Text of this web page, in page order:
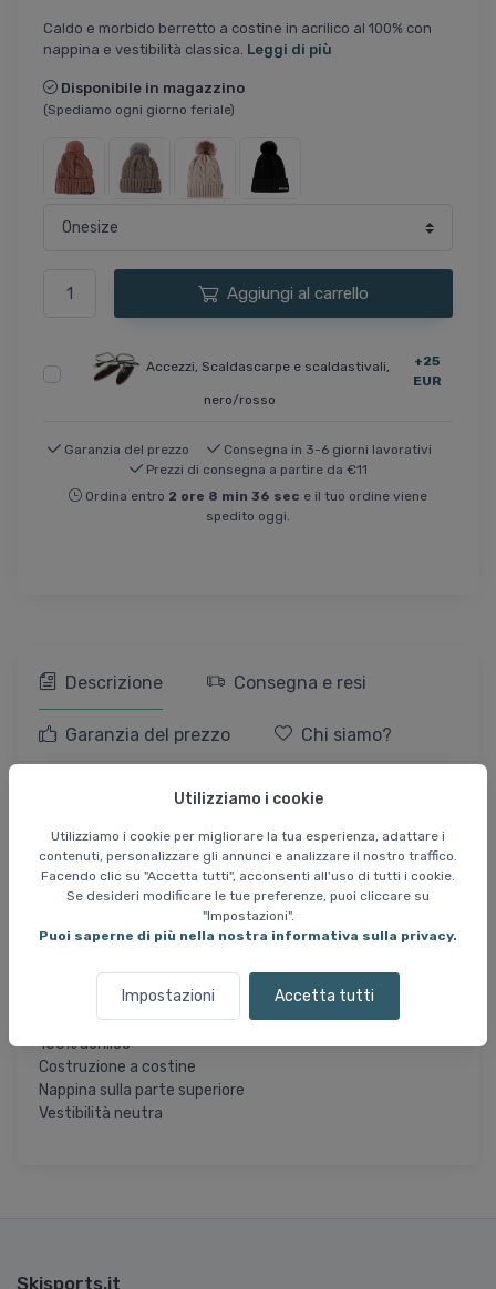
Utilizziamo i cookie
Utilizziamo i cookie per migliorare la tua esperienza, adattare i
contenuti, personalizzare gli annunci e analizzare il nostro traffico.
Facendo clic su "Accetta tutti", acconsenti all'uso di tutti i cookie.
Se desideri modificare le tue preferenze, puoi cliccare su
"Impostazioni".
Puoi saperne di più nella nostra informativa sulla privacy.
Impostazioni Accetta tutti
Caldo e morbido berretto a costine in acrilico al 100% con
nappina e vestibilità classica. Leggi di più
Disponibile in magazzino
(Spediamo ogni giorno feriale)
Aggiungi al carrello
Accezzi, Scaldascarpe e scaldastivali,
nero/rosso
+25
EUR
Garanzia del prezzo
Consegna in 3-6 giorni lavorativi
Prezzi di consegna a partire da €11
Ordina entro 2 ore 8 min 36 sec e il tuo ordine viene
spedito oggi.
Descrizione Consegna e resi
Garanzia del prezzo Chi siamo?
Helios Anni, berretto,
bianco
Helios Anni è un berretto semplice e caldo in morbido
acrilico lavorato a coste, adatto sia per lo sci che per
una vestibilità neutra e una nappina sulla parte superiore.
Specifiche:
100% acrilico
Costruzione a costine
Nappina sulla parte superiore
Vestibilità neutra
Skisports.it